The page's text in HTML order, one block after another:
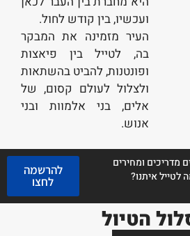
ועכשיו, בין קודש לחול.
העיר מזמינה את המבקר
בה, לטייל בין פיאצות
ופונטנות, להביט בהשתאות
ולצלול לעולם קסום, של
אלים, בני אלמוות ובני
אנוש.
מדריכים ומחירים
לטייל איתנו? להרשמה
לחצו
הטיול